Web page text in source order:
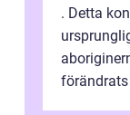
. Detta
förändrats